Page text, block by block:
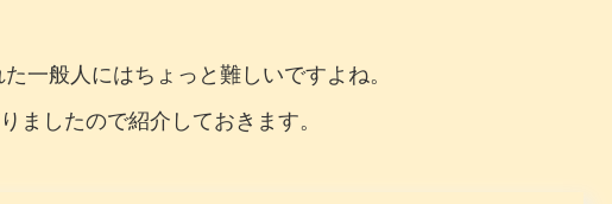
一般人にはちょっと難しいですよね。
ましたので紹介しておきます。